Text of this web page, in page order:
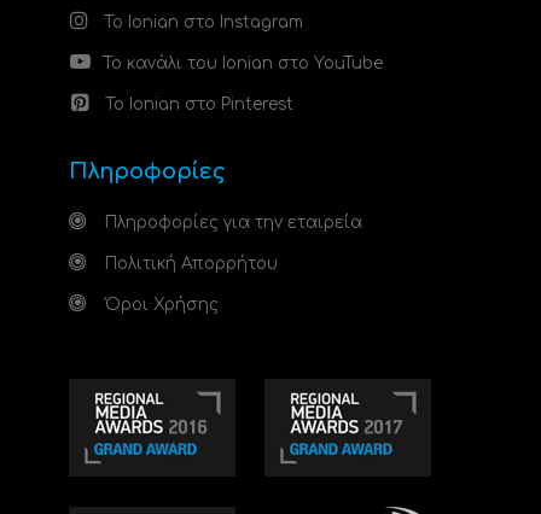
Το Ionian στο Instagram
Το κανάλι του Ionian στο YouTube
Το Ionian στο Pinterest
Πληροφορίες
Πληροφορίες για την εταιρεία
Πολιτική Απορρήτου
Όροι Χρήσης